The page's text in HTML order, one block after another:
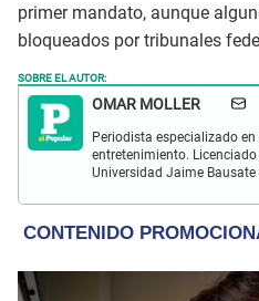
primer mandato, aunque
bloqueados por tribunales
SOBRE EL AUTOR:
OMAR MOLLER
Periodista especializado
entretenimiento.
Universidad Jaime
coyuntura, etc.